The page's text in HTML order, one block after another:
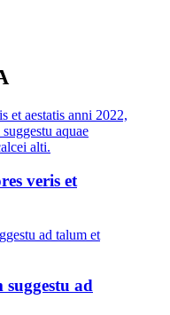
veris et
suggestu ad